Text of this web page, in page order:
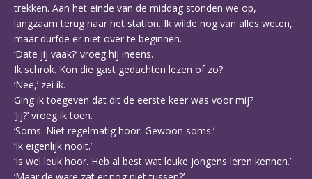
trekken. Aan het einde van de middag stonden we op,
langzaam terug naar het station. Ik wilde nog van alles weten,
maar durfde er niet over te beginnen.
‘Date jij vaak?’ vroeg hij ineens.
Ik schrok. Kon die gast gedachten lezen of zo?
‘Nee,’ zei ik.
Ging ik toegeven dat dit de eerste keer was voor mij?
‘Jij?’ vroeg ik toen.
‘Soms. Niet regelmatig hoor. Gewoon soms.’
‘Ik eigenlijk nooit.’
‘Is wel leuk hoor. Heb al best wat leuke jongens leren kennen.’